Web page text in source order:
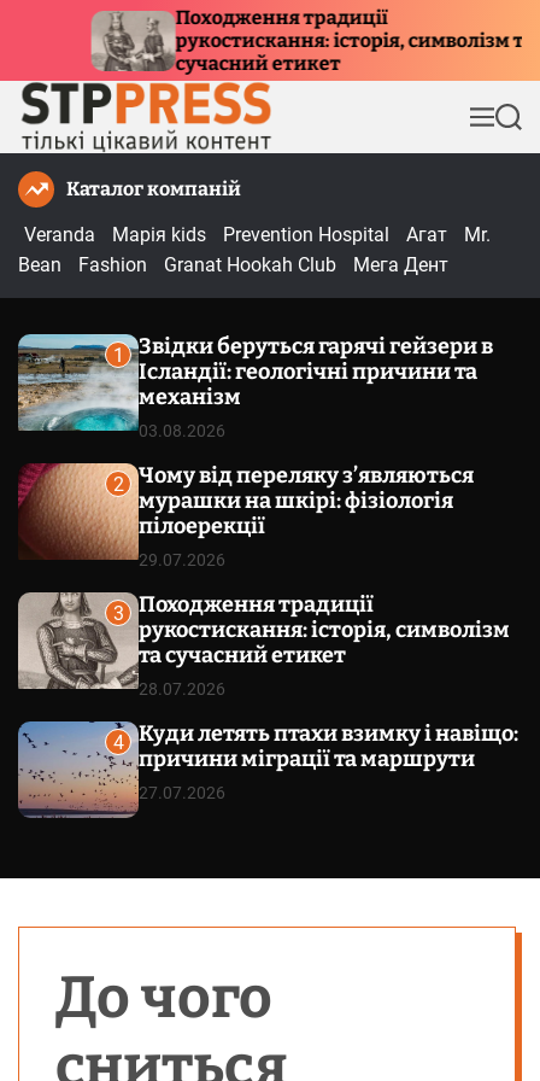
традиції
історія, символізм та
Куди летять
причини
М
е
П
о
Каталог компаній
Veranda
Марія kids Prevention Hospital Агат
Mr.
Bean
Fashion Granat Hookah Club Мега Дент
1
Звідки беруться гарячі гейзери в
Ісландії: геологічні причини та
механізм
03.08.2026
2
Чому від переляку з’являються
мурашки на шкірі: фізіологія
пілоерекції
29.07.2026
3
Походження традиції
рукостискання: історія, символізм
та сучасний етикет
28.07.2026
4
Куди летять птахи взимку і навіщо:
причини міграції та маршрути
27.07.2026
До чого
сниться